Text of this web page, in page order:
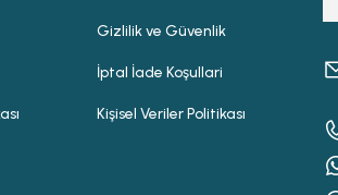
Gizlilik ve Güvenlik
İptal İade Koşullari
Kişisel Veriler Politikası